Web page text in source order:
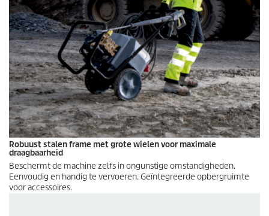
Robuust stalen frame met grote wielen voor maximale
draagbaarheid
Beschermt de machine zelfs in ongunstige omstandigheden.
Eenvoudig en handig te vervoeren. Geïntegreerde opbergruimte
voor accessoires.